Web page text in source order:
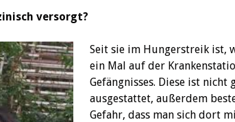
versorgt?
Seit sie im Hungerstreik ist,
ein Mal auf der
Gefängnisses. Diese ist nicht
ausgestattet, außerdem
Gefahr, dass man sich dort